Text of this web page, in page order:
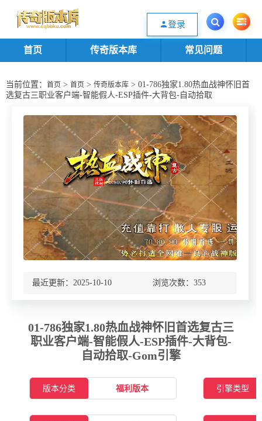
欢迎您光临传奇版本库资源下载站，一个优质的传奇版本源码基地。欢迎选购
登录
首页 传奇版本库 常见问题
当前位置： 首页 > 首页 > 传奇版本库 > 01-786独家1.80热血战神怀旧首
选复古三职业客户端-智能假人-ESP插件-大背包-自动拾取
最近更新：2025-10-10 浏览次数： 353
01-786独家1.80热血战神怀旧首选复古三
职业客户端-智能假人-ESP插件-大背包-
自动拾取-Gom引擎
版本分类 福利版本 引擎类型